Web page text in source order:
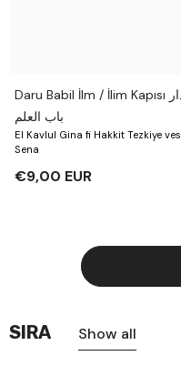
Daru Babil İlm / İlim Kapısı دار
باب العلم
El Kavlul Gina fi Hakkit Tezkiye ves
Sena
€9,00 EUR
SIRA Show all